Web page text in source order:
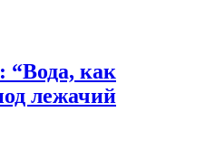
“Вода, как
лежачий